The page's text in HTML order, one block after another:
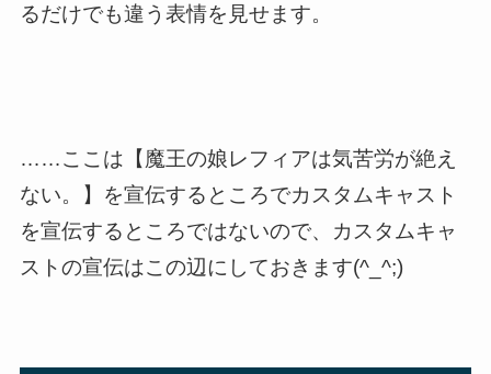
るだけでも違う表情を見せます。
……ここは【魔王の娘レフィアは気苦労が絶え
ない。】を宣伝するところでカスタムキャスト
を宣伝するところではないので、カスタムキャ
ストの宣伝はこの辺にしておきます(^_^;)